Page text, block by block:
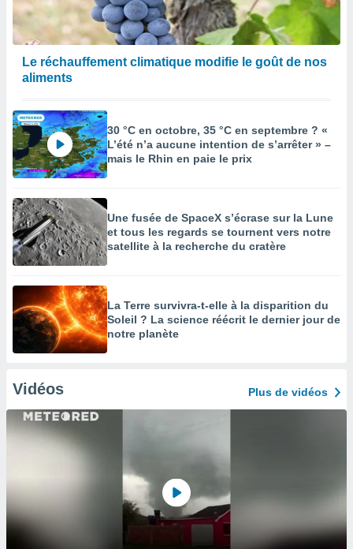
Le réchauffement climatique modifie le goût de nos
aliments
30 °C en octobre, 35 °C en septembre ? «
L’été n’a aucune intention de s’arrêter » –
mais le Rhin en paie le prix
Une fusée de SpaceX s’écrase sur la Lune
et tous les regards se tournent vers notre
satellite à la recherche du cratère
La Terre survivra-t-elle à la disparition du
Soleil ? La science réécrit le dernier jour de
notre planète
Vidéos Plus de vidéos